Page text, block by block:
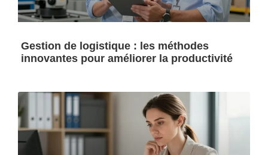
Gestion de logistique : les méthodes
innovantes pour améliorer la productivité